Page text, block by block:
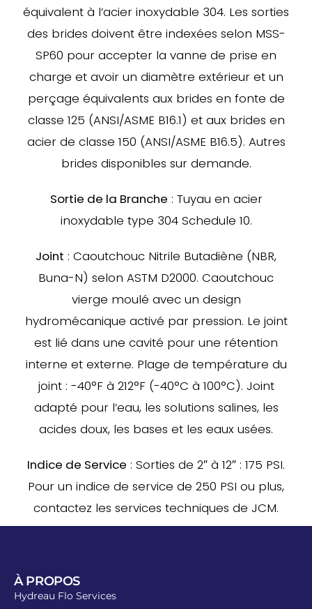
équivalent à l’acier inoxydable 304. Les sorties
des brides doivent être indexées selon MSS-
SP60 pour accepter la vanne de prise en
charge et avoir un diamètre extérieur et un
perçage équivalents aux brides en fonte de
classe 125 (ANSI/ASME B16.1) et aux brides en
acier de classe 150 (ANSI/ASME B16.5). Autres
brides disponibles sur demande.
Sortie de la Branche : Tuyau en acier
inoxydable type 304 Schedule 10.
Joint : Caoutchouc Nitrile Butadiène (NBR,
Buna-N) selon ASTM D2000. Caoutchouc
vierge moulé avec un design
hydromécanique activé par pression. Le joint
est lié dans une cavité pour une rétention
interne et externe. Plage de température du
joint : -40°F à 212°F (-40°C à 100°C). Joint
adapté pour l’eau, les solutions salines, les
acides doux, les bases et les eaux usées.
Indice de Service : Sorties de 2″ à 12″ : 175 PSI.
Pour un indice de service de 250 PSI ou plus,
contactez les services techniques de JCM.
À PROPOS
Hydreau Flo Services